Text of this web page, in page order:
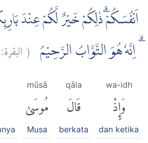
اَنْفُسَكُمْۗ ذٰلِكُمْ خَيْرٌ لَّكُمْ عِنْدَ
ۗ اِنَّهٗ هُوَ التَّوَّابُ الرَّحِيْمُ (البقرة:
wa-idh
وَإِذْ
dan ketika
qāla
قَالَ
berkata
mūsā
مُوسَىٰ
Musa